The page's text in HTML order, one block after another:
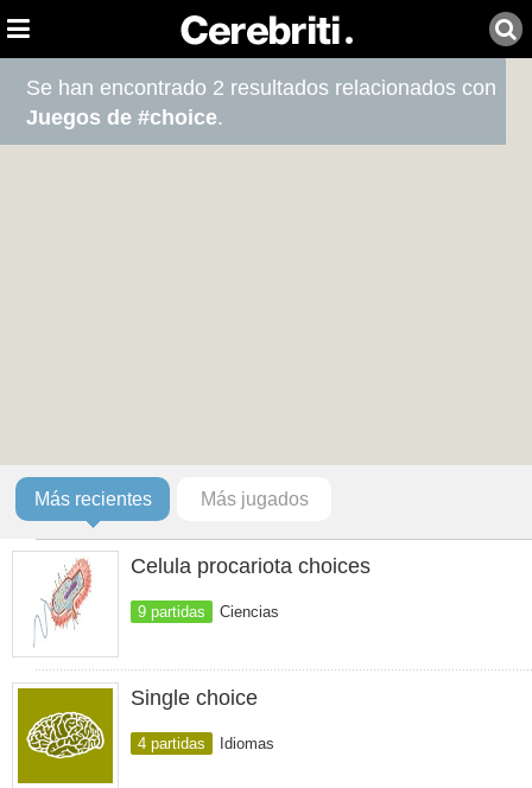
Se han encontrado 2 resultados relacionados con
Juegos de #choice.
Más recientes Más jugados
Celula procariota choices
9 partidas Ciencias
Single choice
4 partidas Idiomas